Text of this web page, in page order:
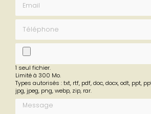
Email
Téléphone
fichier
1 seul fichier.
Limité à 300 Mo.
Types autorisés : txt, rtf, pdf, doc, docx, odt, ppt,
jpg, jpeg, png, webp, zip, rar.